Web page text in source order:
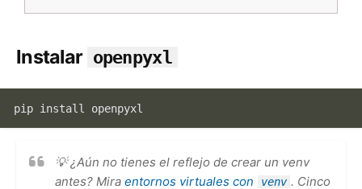
Instalar openpyxl
💡 ¿Aún no tienes el reflejo de crear un venv
antes? Mira entornos virtuales con venv . Cinco